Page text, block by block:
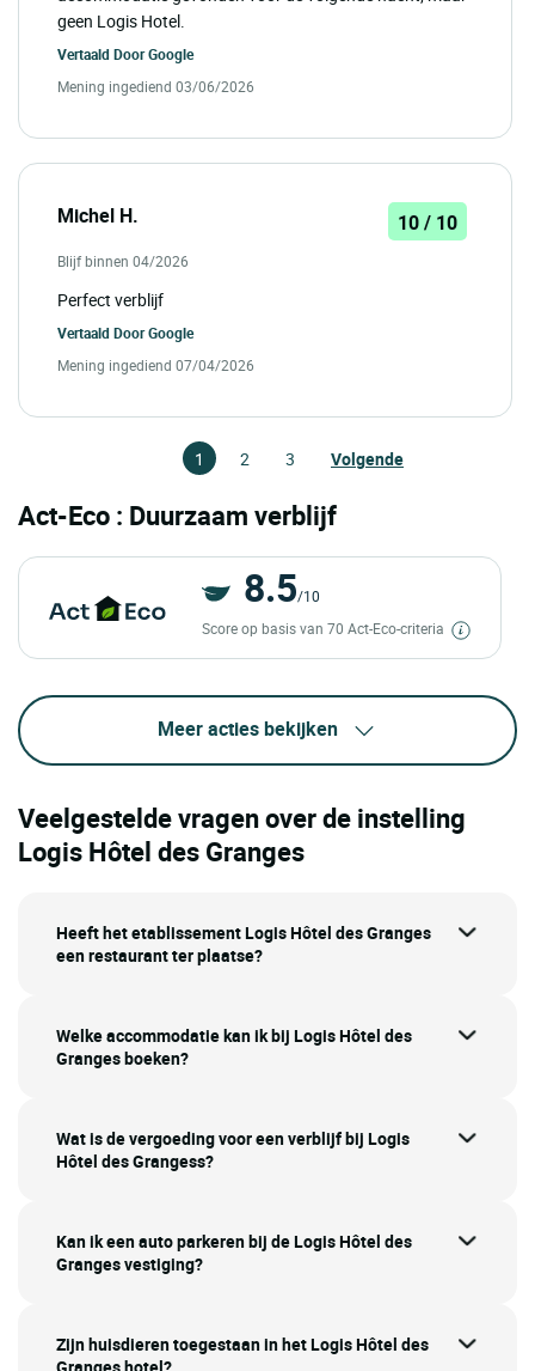
geen Logis Hotel.
Vertaald DoorGoogle
Mening ingediend 03/06/2026
Michel H. 10 / 10
Blijf binnen 04/2026
Perfect verblijf
Vertaald DoorGoogle
Mening ingediend 07/04/2026
1 2 3 Volgende
Act-Eco : Duurzaam verblijf
8.5/10
Score op basis van 70 Act-Eco-criteria
Meer acties bekijken
Veelgestelde vragen over de instelling
Logis Hôtel des Granges
Heeft het etablissement Logis Hôtel des Granges
een restaurant ter plaatse?
Welke accommodatie kan ik bij Logis Hôtel des
Granges boeken?
Wat is de vergoeding voor een verblijf bij Logis
Hôtel des Grangess?
Kan ik een auto parkeren bij de Logis Hôtel des
Granges vestiging?
Zijn huisdieren toegestaan in het Logis Hôtel des